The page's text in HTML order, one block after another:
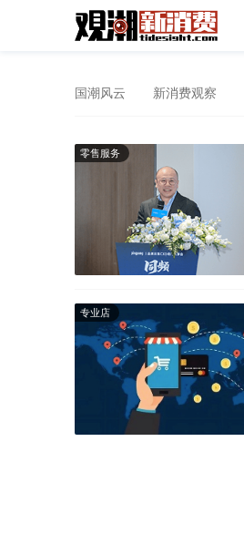
国潮风云 新消费观察
零售服务
专业店